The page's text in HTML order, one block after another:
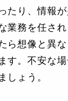
たり、情報
業務を任さ
ら想像と異
す。不安な
しょう。